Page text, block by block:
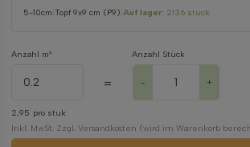
5-10cm Topf 9x9 cm (P9) Auf lager: 2136 stück
Anzahl m²
=
Anzahl Stück
- +
2,95 pro stuk
Inkl. MwSt. Zzgl. Versandkosten (wird im Warenkorb